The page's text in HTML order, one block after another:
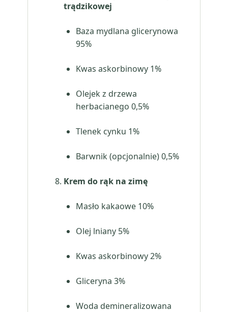
trądzikowej
Baza mydlana glicerynowa
95%
Kwas askorbinowy 1%
Olejek z drzewa
herbacianego 0,5%
Tlenek cynku 1%
Barwnik (opcjonalnie) 0,5%
Krem do rąk na zimę
Masło kakaowe 10%
Olej lniany 5%
Kwas askorbinowy 2%
Gliceryna 3%
Woda demineralizowana